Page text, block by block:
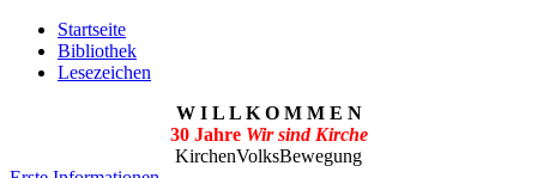
Startseite
Bibliothek
Lesezeichen
W I L L K O M M E N
30 Jahre Wir sind Kirche
KirchenVolksBewegung